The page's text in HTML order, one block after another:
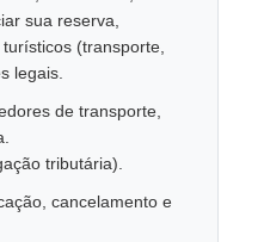
sua reserva,
(transporte,
legais.
de transporte,
tributária).
cancelamento e